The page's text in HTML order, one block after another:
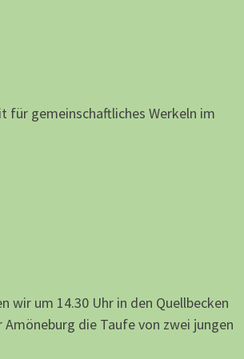
für gemeinschaftliches Werkeln im
wir um 14.30 Uhr in den Quellbecken
Amöneburg die Taufe von zwei jungen